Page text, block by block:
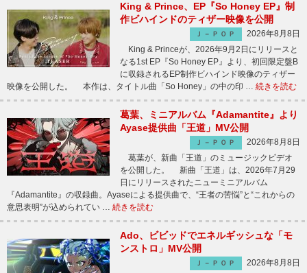
King & Prince、EP『So Honey EP』制
作ビハインドのティザー映像を公開
Ｊ－ＰＯＰ
2026年8月8日
King & Princeが、2026年9月2日にリリースと
なる1st EP『So Honey EP』より、初回限定盤B
に収録されるEP制作ビハインド映像のティザー
映像を公開した。 本作は、タイトル曲「So Honey」の中の印 … 続きを読む
葛葉、ミニアルバム『Adamantite』より
Ayase提供曲「王道」MV公開
Ｊ－ＰＯＰ
2026年8月8日
葛葉が、新曲「王道」のミュージックビデオ
を公開した。 新曲「王道」は、2026年7月29
日にリリースされたニューミニアルバム
『Adamantite』の収録曲。Ayaseによる提供曲で、“王者の苦悩”と“これからの
意思表明”が込められてい … 続きを読む
Ado、ビビッドでエネルギッシュな「モ
ンストロ」MV公開
Ｊ－ＰＯＰ
2026年8月8日